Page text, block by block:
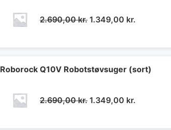
2.690,00kr. Den
2.690,00 kr..
1.349,00 kr.
1.349,00
Roborock Q10V Robotstøvsuger (sort)
2.690,00kr. Den
1.349,00 kr.